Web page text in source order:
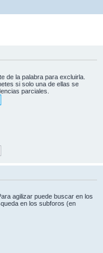
de la palabra para excluirla.
si solo una de ellas se
parciales.
agilizar puede buscar en los
en los subforos (en